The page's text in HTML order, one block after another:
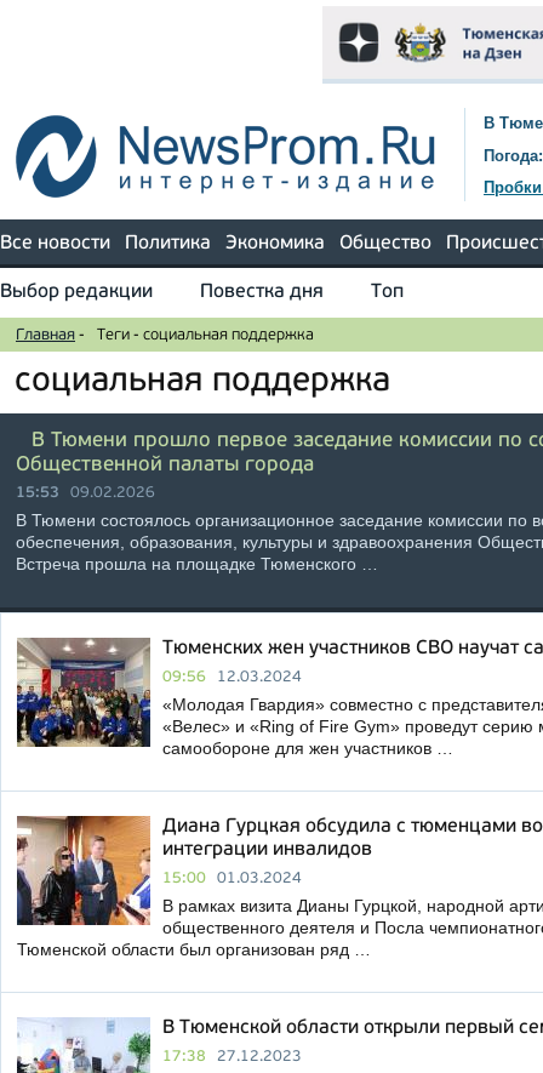
В
Погода:
Все новости Политика Экономика Общество
Выбор редакции Повестка дня Топ
Главная - Теги - социальная поддержка
социальная поддержка
В Тюмени прошло первое заседание комиссии по
Общественной палаты города
15:53 09.02.2026
В Тюмени состоялось организационное заседание комиссии по
обеспечения, образования, культуры и здравоохранения
Встреча прошла на площадке Тюменского …
Тюменских жен участников СВО научат
09:56 12.03.2024
«Молодая Гвардия» совместно с
«Велес» и «Ring of Fire Gym» проведут серию
самообороне для жен участников …
Диана Гурцкая обсудила с тюменцами
интеграции инвалидов
15:00 01.03.2024
В рамках визита Дианы Гурцкой, народной
общественного деятеля и Посла
Тюменской области был организован ряд …
В Тюменской области открыли первый
17:38 27.12.2023